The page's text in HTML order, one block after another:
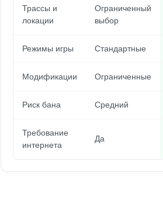
Трассы и
локации
Ограниченный
выбор
Режимы игры Стандартные
Модификации Ограниченные
Риск бана Средний
Требование
интернета
Да